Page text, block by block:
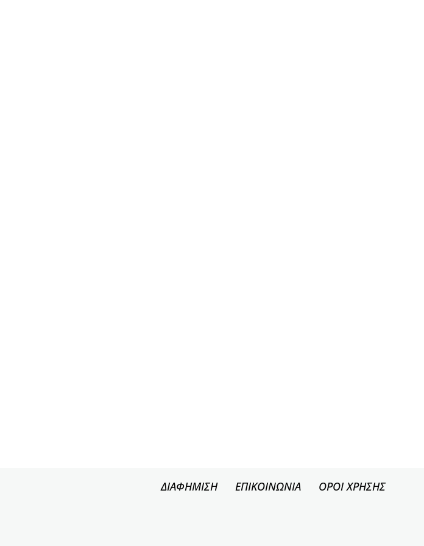
ΔΙΑΦΗΜΙΣΗ ΕΠΙΚΟΙΝΩΝΙΑ ΟΡΟΙ ΧΡΗΣΗΣ